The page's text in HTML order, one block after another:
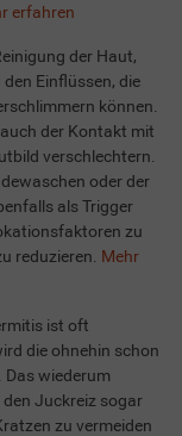
erfahren
der Haut,
Einflüssen, die
können.
der Kontakt mit
verschlechtern.
oder der
als Trigger
zu
reduzieren. Mehr
ist oft
die ohnehin schon
wiederum
Juckreiz sogar
zu vermeiden